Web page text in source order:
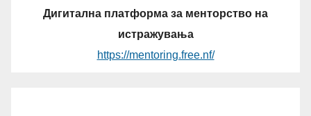
Дигитална платформа за менторство на
истражувања
https://mentoring.free.nf/